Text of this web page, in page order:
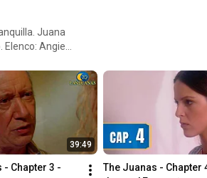
Juana
Rubén
Judy
39:49
- Chapter 3 -
The Juanas - Chapter